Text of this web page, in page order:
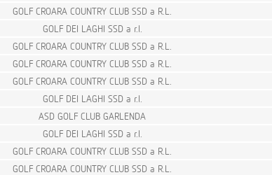
GOLF CROARA COUNTRY CLUB SSD a R.L.
GOLF DEI LAGHI SSD a r.l.
GOLF CROARA COUNTRY CLUB SSD a R.L.
GOLF CROARA COUNTRY CLUB SSD a R.L.
GOLF CROARA COUNTRY CLUB SSD a R.L.
GOLF DEI LAGHI SSD a r.l.
ASD GOLF CLUB GARLENDA
GOLF DEI LAGHI SSD a r.l.
GOLF CROARA COUNTRY CLUB SSD a R.L.
GOLF CROARA COUNTRY CLUB SSD a R.L.